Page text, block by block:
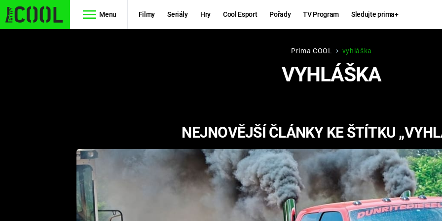
Menu Filmy Seriály Hry Cool Esport Pořady TV Program Sledujte prima+
FUTURAMA
RYCHLE A
ZBĚSILE 10
PREDÁTOR
Hry
KINGDOM
COME:
DELIVERANCE
ESPORT
CHUCK
NORRIS
Prima COOL vyhláška
VYHLÁŠKA
NEJNOVĚJŠÍ ČLÁNKY KE ŠTÍTKU